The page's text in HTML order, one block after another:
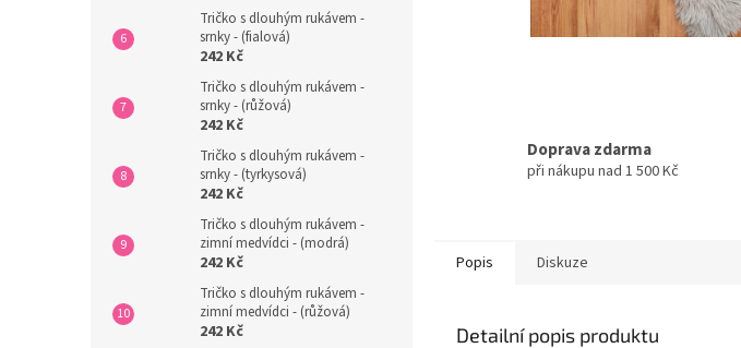
Tričko s dlouhým rukávem -
srnky - (fialová)
242 Kč
Tričko s dlouhým rukávem -
srnky - (růžová)
242 Kč
Tričko s dlouhým rukávem -
srnky - (tyrkysová)
242 Kč
Tričko s dlouhým rukávem -
zimní medvídci - (modrá)
242 Kč
Tričko s dlouhým rukávem -
zimní medvídci - (růžová)
242 Kč
Doprava zdarma
při nákupu nad 1 500 Kč
Popis Diskuze
Detailní popis produktu